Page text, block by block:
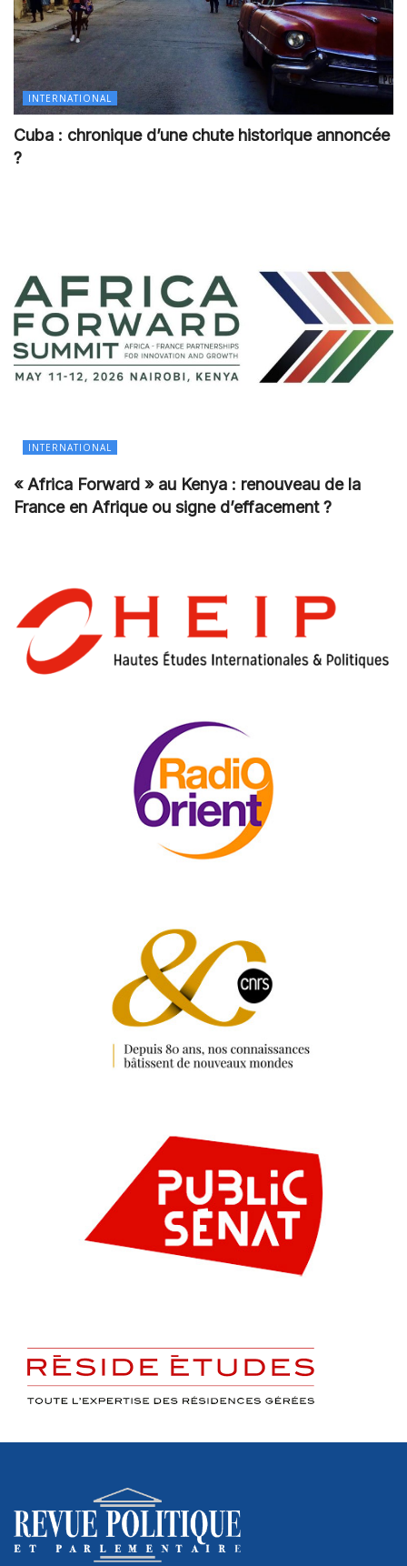
INTERNATIONAL
Cuba : chronique d’une chute historique annoncée
?
INTERNATIONAL
« Africa Forward » au Kenya : renouveau de la
France en Afrique ou signe d’effacement ?